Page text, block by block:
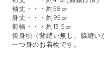
袖丈・・・約58㎝
身丈・・・約95㎝
前幅・・・約13.5㎝
後身頃（背縫い無し、脇縫
一つ身のお着物です。